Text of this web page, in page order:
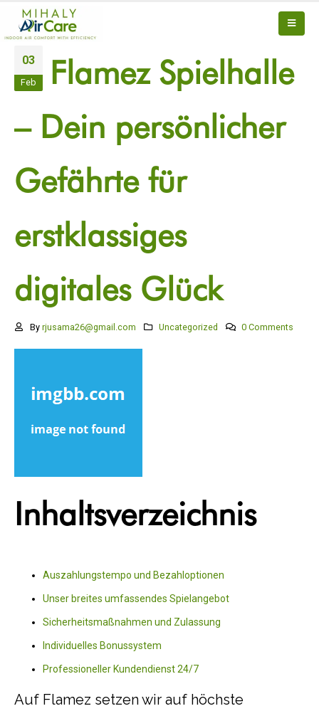
03
Feb
Flamez Spielhalle
– Dein persönlicher
Gefährte für
erstklassiges
digitales Glück
By rjusama26@gmail.com Uncategorized 0 Comments
Inhaltsverzeichnis
Auszahlungstempo und Bezahloptionen
Unser breites umfassendes Spielangebot
Sicherheitsmaßnahmen und Zulassung
Individuelles Bonussystem
Professioneller Kundendienst 24/7
Auf Flamez setzen wir auf höchste